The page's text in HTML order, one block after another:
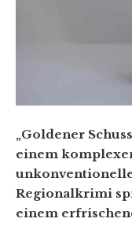
„Goldener
einem
Regionalkrimi
einem